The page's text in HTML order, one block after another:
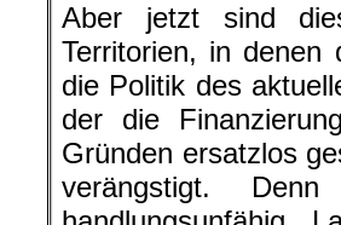
Aber jetzt sind
Territorien, in
die Politik des
der die
Gründen ersatzlos
verängstigt.